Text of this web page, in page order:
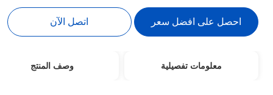
احصل على افضل سعر اتصل الآن
معلومات تفصيلية وصف المنتج